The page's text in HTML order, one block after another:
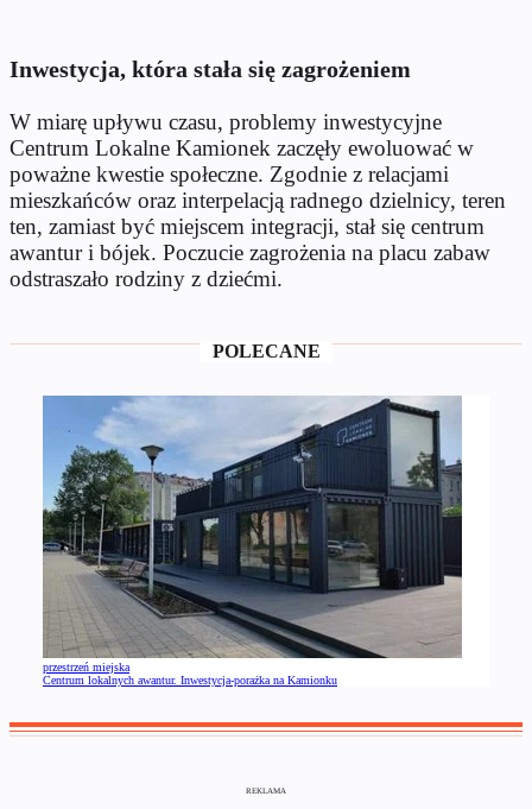
Inwestycja, która stała się zagrożeniem
W miarę upływu czasu, problemy inwestycyjne
Centrum Lokalne Kamionek zaczęły ewoluować w
poważne kwestie społeczne. Zgodnie z relacjami
mieszkańców oraz interpelacją radnego dzielnicy, teren
ten, zamiast być miejscem integracji, stał się centrum
awantur i bójek. Poczucie zagrożenia na placu zabaw
odstraszało rodziny z dziećmi.
POLECANE
przestrzeń miejska
Centrum lokalnych awantur. Inwestycja-porażka na Kamionku
REKLAMA